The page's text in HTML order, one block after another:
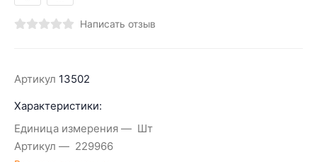
Написать отзыв
Артикул 13502
Характеристики:
Единица измерения
Шт
Артикул
229966